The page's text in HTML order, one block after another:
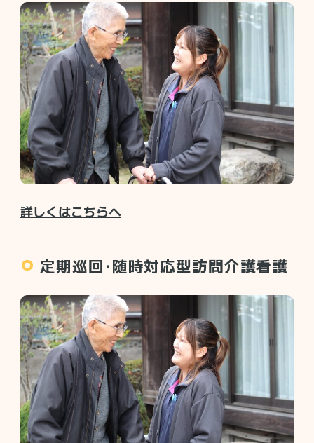
詳しくはこちらへ
定期巡回・随時対応型訪問介護看護